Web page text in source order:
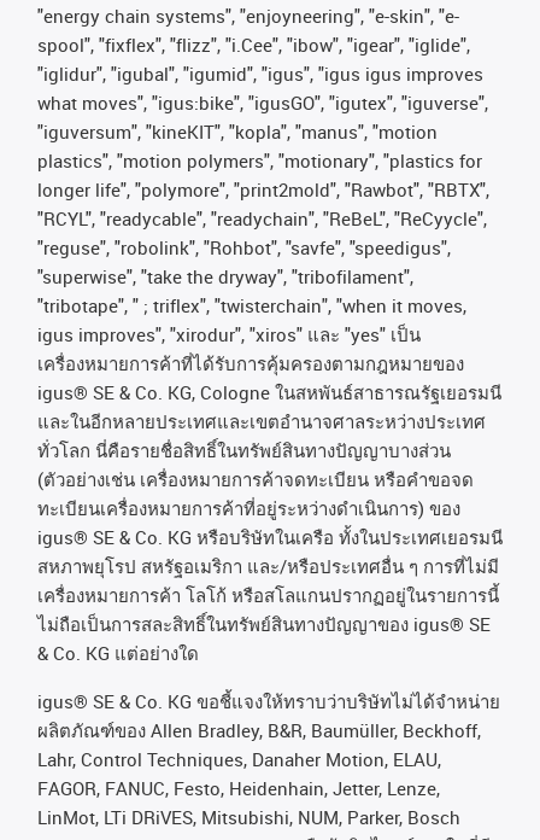
"energy chain systems", "enjoyneering", "e-skin", "e-
spool", "fixflex", "flizz", "i.Cee", "ibow", "igear", "iglide",
"iglidur", "igubal", "igumid", "igus", "igus igus improves
what moves", "igus:bike", "igusGO", "igutex", "iguverse",
"iguversum", "kineKIT", "kopla", "manus", "motion
plastics", "motion polymers", "motionary", "plastics for
longer life", "polymore", "print2mold", "Rawbot", "RBTX",
"RCYL", "readycable", "readychain", "ReBeL", "ReCyycle",
"reguse", "robolink", "Rohbot", "savfe", "speedigus",
"superwise", "take the dryway", "tribofilament",
"tribotape", " ; triflex", "twisterchain", "when it moves,
igus improves", "xirodur", "xiros" และ "yes" เป็น
เครื่องหมายการค้าที่ได้รับการคุ้มครองตามกฎหมายของ
igus® SE & Co. KG, Cologne ในสหพันธ์สาธารณรัฐเยอรมนี
และในอีกหลายประเทศและเขตอํานาจศาลระหว่างประเทศ
ทั่วโลก นี่คือรายชื่อสิทธิ์ในทรัพย์สินทางปัญญาบางส่วน
(ตัวอย่างเช่น เครื่องหมายการค้าจดทะเบียน หรือคำขอจด
ทะเบียนเครื่องหมายการค้าที่อยู่ระหว่างดำเนินการ) ของ
igus® SE & Co. KG หรือบริษัทในเครือ ทั้งในประเทศเยอรมนี
สหภาพยุโรป สหรัฐอเมริกา และ/หรือประเทศอื่น ๆ การที่ไม่มี
เครื่องหมายการค้า โลโก้ หรือสโลแกนปรากฏอยู่ในรายการนี้
ไม่ถือเป็นการสละสิทธิ์ในทรัพย์สินทางปัญญาของ igus® SE
& Co. KG แต่อย่างใด
igus® SE & Co. KG ขอชี้แจงให้ทราบว่าบริษัทไม่ได้จําหน่าย
ผลิตภัณฑ์ของ Allen Bradley, B&R, Baumüller, Beckhoff,
Lahr, Control Techniques, Danaher Motion, ELAU,
FAGOR, FANUC, Festo, Heidenhain, Jetter, Lenze,
LinMot, LTi DRiVES, Mitsubishi, NUM, Parker, Bosch